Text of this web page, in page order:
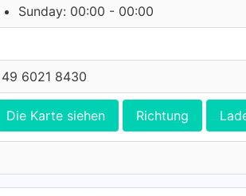
Sunday: 00:00 - 00:00
6021 8430
Die Karte siehen Richtung